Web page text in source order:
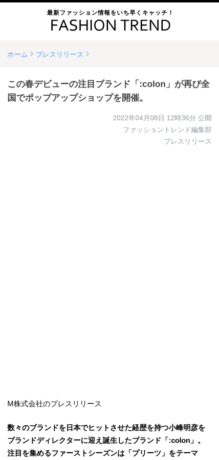
最新ファッション情報をいち早くキャッチ！
ホーム プレスリリース
この春デビューの注目ブランド「:colon」が再び全
国でポップアップショップを開催。
2022年04月08日 12時36分 公開
ファッショントレンド編集部
プレスリリース
M株式会社のプレスリリース
数々のブランドを日本でヒットさせた経歴を持つ小峰明彦を
ブランドディレクターに迎え誕生したブランド「:colon」。
注目を集めるファーストシーズンは「プリーツ」をテーマ